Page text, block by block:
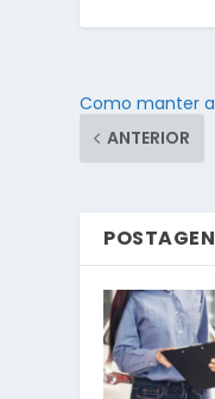
Como manter
ANTERIOR